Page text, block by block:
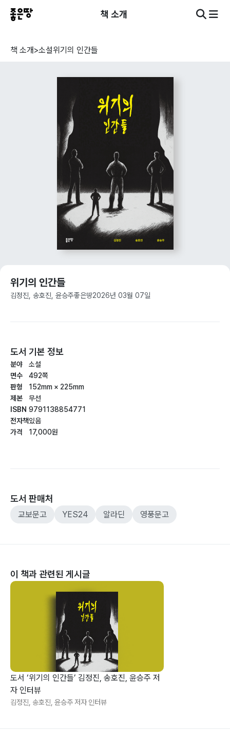
책 소개
책 소개>소설위기의 인간들
위기의 인간들
김정진, 송호진, 윤승주좋은땅2026년 03월 07일
도서 기본 정보
분야
면수
판형
제본
ISBN
전자책
가격
소설
492쪽
152mm × 225mm
무선
9791138854771
있음
17,000원
도서 판매처
교보문고 YES24 알라딘 영풍문고
이 책과 관련된 게시글
도서 ‘위기의 인간들’ 김정진, 송호진, 윤승주 저
자 인터뷰
김정진, 송호진, 윤승주 저자 인터뷰